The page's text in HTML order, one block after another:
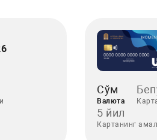
Сўм
Валюта
5 йил
Картанинг